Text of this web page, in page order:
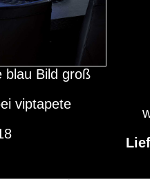
blau Bild groß
viptapete